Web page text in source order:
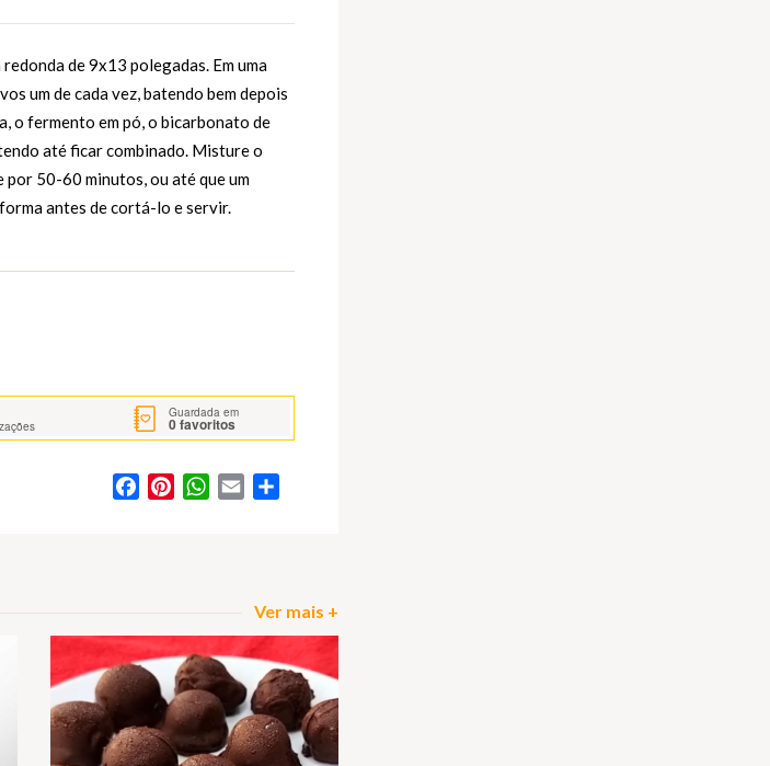
de 9x13 polegadas. Em uma
um de cada vez, batendo bem depois
o fermento em pó, o bicarbonato de
até ficar combinado. Misture o
por 50-60 minutos, ou até que um
antes de cortá-lo e servir.
Guardada em
0favoritos
FacebookPinterestWhatsApp
Email
Ver mais +